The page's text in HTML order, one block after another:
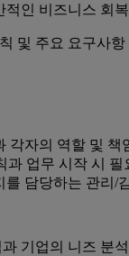
인 비즈니스 회
및 주요 요구사항
각자의 역할 및
과 업무 시작 시
를 담당하는 관리/
기업의 니즈 분